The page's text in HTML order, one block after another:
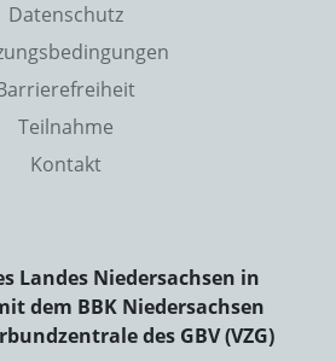
Datenschutz
Teilnahme
Kontakt
Landes Niedersachsen in
dem BBK Niedersachsen
des GBV (VZG)